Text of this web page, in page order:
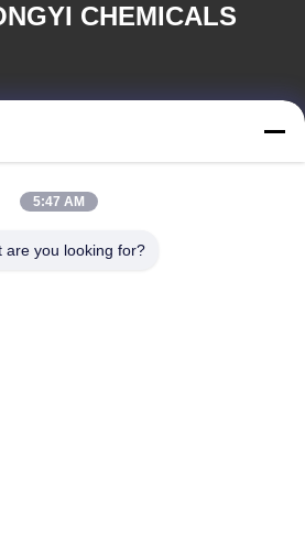
CHEMICALS
5:47 AM
are you looking for?